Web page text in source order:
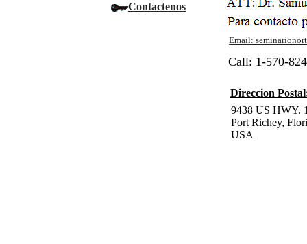
Contactenos
Email:
Call: 1-570-
Direccion
9438 US HWY.
Port Richey,
USA